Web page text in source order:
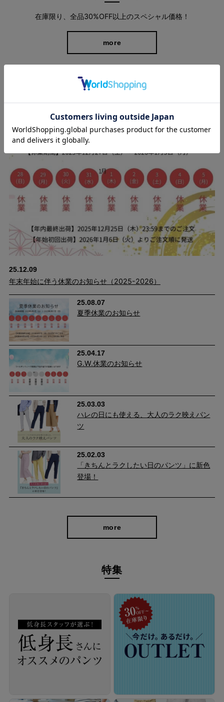
①きちんとラクしたい！秋のキレイめテーパードパンツ
②きちんとラクしたい！秋の華やかテーパードパンツ
■
③きちんとラクしたい！秋のキレイめワイドパンツ
■④きちんとラクしたい！秋の華やかワイドパンツ
ラクなのに、キレイに見える美シルエット
年齢を重ねると気になるウエストやヒップ周りをきれいに魅せる
パターン設計で、はき心地と美脚を両立しました。 素材・美し
さ・はき心地・色と計算しつくしたシルエットはキレイ＆脚長見
えしながらも、グーンと伸びるストレッチ性ではき心地もバツグ
ン。 通常内側と外側に入れる切替えを真横ではなく、前身側に寄
せたことで視覚的に脚がすっきり細見えします。
伸縮性140％のストレッチでストレスフリー
ゃがんでもグーンと伸びてはき心地も楽ラク。 後ろの部分にはギ
在庫限り、全品30%OFF以上のスペシャル価格！
more
スタッフブログ
25.12.09
年末年始に伴う休業のお知らせ（2025-2026）
25.08.07
夏季休業のお知らせ
25.04.17
G.W.休業のお知らせ
25.03.03
ハレの日にも使える、大人のラク映えパン
ツ
25.02.03
「きちんとラクしたい日のパンツ」に新色
登場！
more
特集